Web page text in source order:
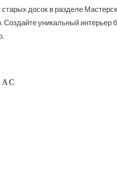
досок в разделе
Создайте уникальный интерьер